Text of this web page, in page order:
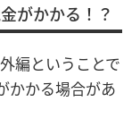
がかかる！？
編ということで
かかる場合があ